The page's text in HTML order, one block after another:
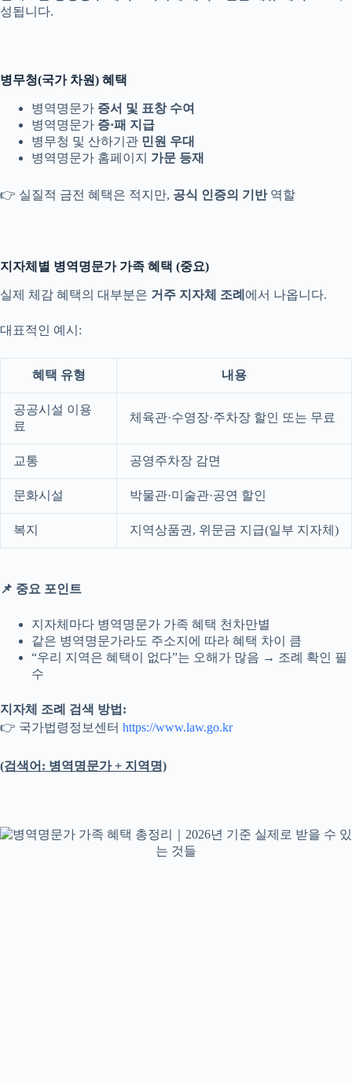
성됩니다.
병무청(국가 차원) 혜택
병역명문가 증서 및 표창 수여
병역명문가 증·패 지급
병무청 및 산하기관 민원 우대
병역명문가 홈페이지 가문 등재
👉 실질적 금전 혜택은 적지만, 공식 인증의 기반역할
지자체별 병역명문가 가족 혜택 (중요)
실제 체감 혜택의 대부분은 거주 지자체 조례 에서 나옵니다.
대표적인 예시:
혜택 유형 내용
공공시설 이용
료
체육관·수영장·주차장 할인 또는 무료
교통 공영주차장 감면
문화시설 박물관·미술관·공연 할인
복지 지역상품권, 위문금 지급(일부 지자체)
📌 중요 포인트
지자체마다 병역명문가 가족 혜택 천차만별
같은 병역명문가라도 주소지에 따라 혜택 차이 큼
“우리 지역은 혜택이 없다”는 오해가 많음 → 조례 확인 필
수
지자체 조례 검색 방법:
👉 국가법령정보센터 https://www.law.go.kr
(검색어: 병역명문가 + 지역명)